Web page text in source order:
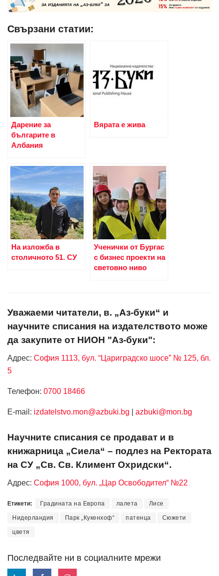
Свързани статии:
Дарение за
българите в
Албания
Вярата е жива
На изложба в
столичното 51. СУ
Ученички от Бургас
с бизнес проекти на
световно ниво
Уважаеми читатели, в. „Аз-буки“ и
научните списания на издателството може
да закупите от НИОН "Аз-буки":
Адрес: София 1113, бул. “Цариградско шосе” № 125, бл.
5
Телефон: 0700 18466
Е-mail: izdatelstvo.mon@azbuki.bg azbuki@mon.bg
Научните списания се продават и в
книжарница „Сиела“ – подлез на Ректората
на СУ „Св. Св. Климент Охридски“.
Адрес: София 1000, бул. „Цар Освободител“ №22
Етикети: Градината на Европа лалета Лисе
Нидерландия Парк „Кукенхоф“ патенца Сюжети
цветя
Последвайте ни в социалните мрежи